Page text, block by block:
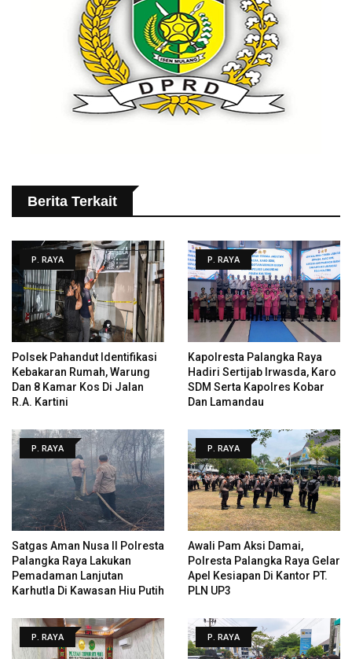
Berita Terkait
P. RAYA
Polsek Pahandut Identifikasi
Kebakaran Rumah, Warung
Dan 8 Kamar Kos Di Jalan
R.A. Kartini
P. RAYA
Kapolresta Palangka Raya
Hadiri Sertijab Irwasda, Karo
SDM Serta Kapolres Kobar
Dan Lamandau
P. RAYA
Satgas Aman Nusa II Polresta
Palangka Raya Lakukan
Pemadaman Lanjutan
Karhutla Di Kawasan Hiu Putih
P. RAYA
Awali Pam Aksi Damai,
Polresta Palangka Raya Gelar
Apel Kesiapan Di Kantor PT.
PLN UP3
P. RAYA P. RAYA